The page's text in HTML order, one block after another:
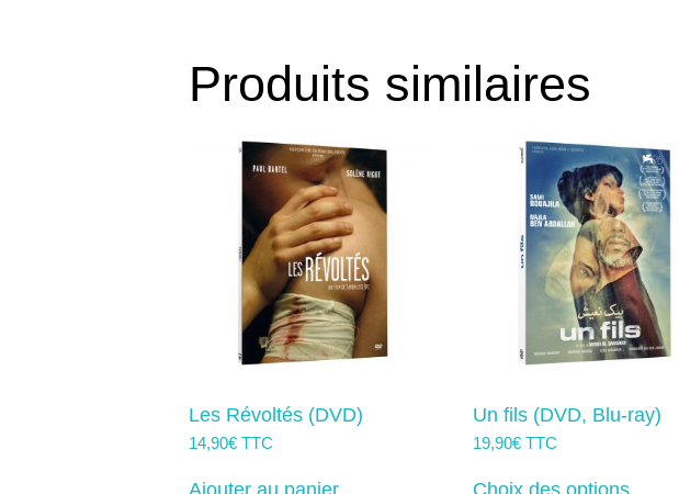
Produits similaires
Les Révoltés (DVD)
14,90€ TTC
Un fils (DVD, Blu-ray)
19,90€ TTC
produit